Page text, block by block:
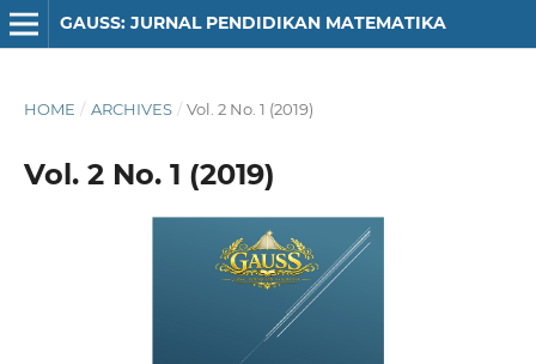
GAUSS: JURNAL PENDIDIKAN MATEMATIKA
HOME / ARCHIVES / Vol. 2 No. 1 (2019)
Vol. 2 No. 1 (2019)